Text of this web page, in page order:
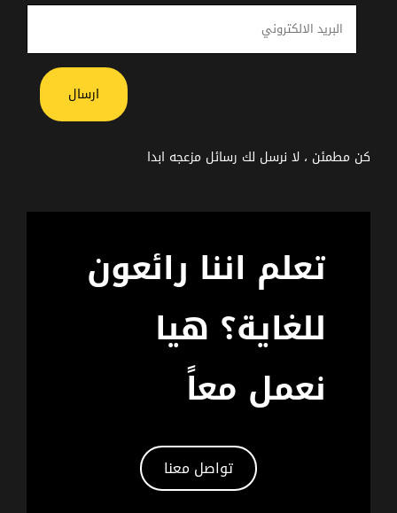
ارسال
كن مطمئن ، لا نرسل لك رسائل مزعجه ابدا
تعلم اننا رائعون
للغاية؟ هيا
نعمل معاً
تواصل معنا